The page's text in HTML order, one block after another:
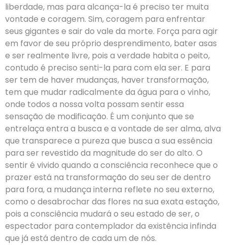
liberdade, mas para alcança-la é preciso ter muita
vontade e coragem. Sim, coragem para enfrentar
seus gigantes e sair do vale da morte. Força para agir
em favor de seu próprio desprendimento, bater asas
e ser realmente livre, pois a verdade habita o peito,
contudo é preciso senti-la para com ela ser. E para
ser tem de haver mudanças, haver transformação,
tem que mudar radicalmente da água para o vinho,
onde todos a nossa volta possam sentir essa
sensação de modificação. É um conjunto que se
entrelaça entra a busca e a vontade de ser alma, alva
que transparece a pureza que busca a sua essência
para ser revestido da magnitude do ser do alto. O
sentir é vivido quando a consciência reconhece que o
prazer está na transformação do seu ser de dentro
para fora, a mudança interna reflete no seu externo,
como o desabrochar das flores na sua exata estação,
pois a consciência mudará o seu estado de ser, o
espectador para contemplador da existência infinda
que já está dentro de cada um de nós.